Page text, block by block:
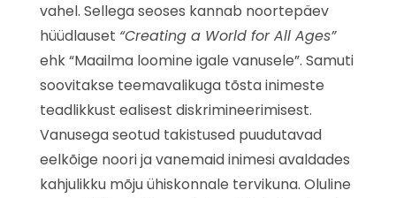
vahel. Sellega seoses kannab noortepäev
hüüdlauset “Creating a World for All Ages”
ehk “Maailma loomine igale vanusele”. Samuti
soovitakse teemavalikuga tõsta inimeste
teadlikkust ealisest diskrimineerimisest.
Vanusega seotud takistused puudutavad
eelkõige noori ja vanemaid inimesi avaldades
kahjulikku mõju ühiskonnale tervikuna. Oluline